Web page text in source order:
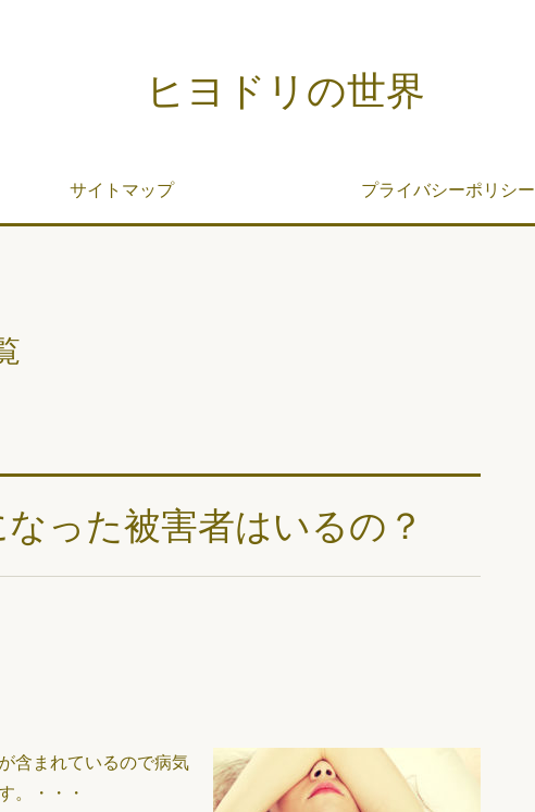
ヒヨドリの世界
サイトマップ プライバシーポリシー
った被害者はいるの？
含まれているので病気
。・・・